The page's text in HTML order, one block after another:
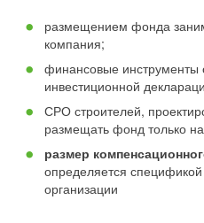
размещением фонда
компания;
финансовые инструменты
инвестиционной
СРО строителей,
размещать фонд только
размер
определяется
организации